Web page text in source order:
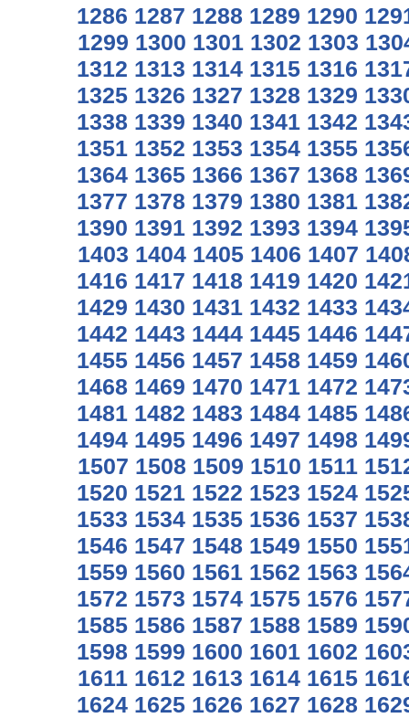
1286 1287 1288 1289 1290
1299 1300 1301 1302 1303
1312 1313 1314 1315 1316
1325 1326 1327 1328 1329
1338 1339 1340 1341 1342
1351 1352 1353 1354 1355
1364 1365 1366 1367 1368
1377 1378 1379 1380 1381
1390 1391 1392 1393 1394
1403 1404 1405 1406 1407
1416 1417 1418 1419 1420
1429 1430 1431 1432 1433
1442 1443 1444 1445 1446
1455 1456 1457 1458 1459
1468 1469 1470 1471 1472
1481 1482 1483 1484 1485
1494 1495 1496 1497 1498
1507 1508 1509 1510 1511
1520 1521 1522 1523 1524
1533 1534 1535 1536 1537
1546 1547 1548 1549 1550
1559 1560 1561 1562 1563
1572 1573 1574 1575 1576
1585 1586 1587 1588 1589
1598 1599 1600 1601 1602
1611 1612 1613 1614 1615
1624 1625 1626 1627 1628